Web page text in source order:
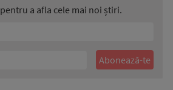
pentru a afla cele mai noi știri.